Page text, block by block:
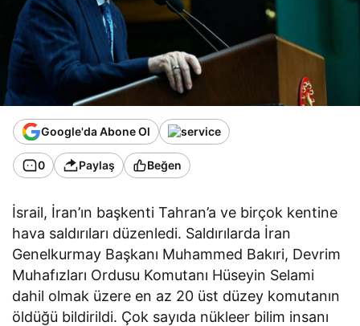
Google'da Abone Ol
0 Paylaş Beğen
İsrail, İran’ın başkenti Tahran’a ve birçok kentine
hava saldırıları düzenledi. Saldırılarda İran
Genelkurmay Başkanı Muhammed Bakıri, Devrim
Muhafızları Ordusu Komutanı Hüseyin Selami
dahil olmak üzere en az 20 üst düzey komutanın
öldüğü bildirildi. Çok sayıda nükleer bilim insanı